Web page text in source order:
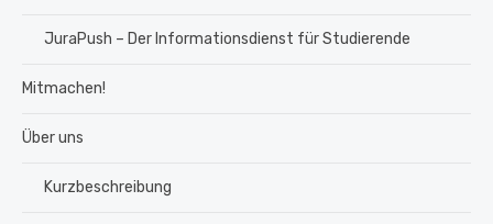
JuraPush – Der Informationsdienst für Studierende
Mitmachen!
Über uns
Kurzbeschreibung